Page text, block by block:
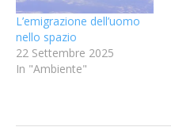
L’emigrazione dell’uomo
nello spazio
22 Settembre 2025
In "Ambiente"